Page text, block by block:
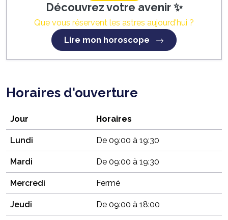
Découvrez votre avenir ✨
Que vous réservent les astres aujourd'hui ?
Lire mon horoscope
Horaires d'ouverture
Jour Horaires
Lundi De 09:00 à 19:30
Mardi De 09:00 à 19:30
Mercredi Fermé
Jeudi De 09:00 à 18:00